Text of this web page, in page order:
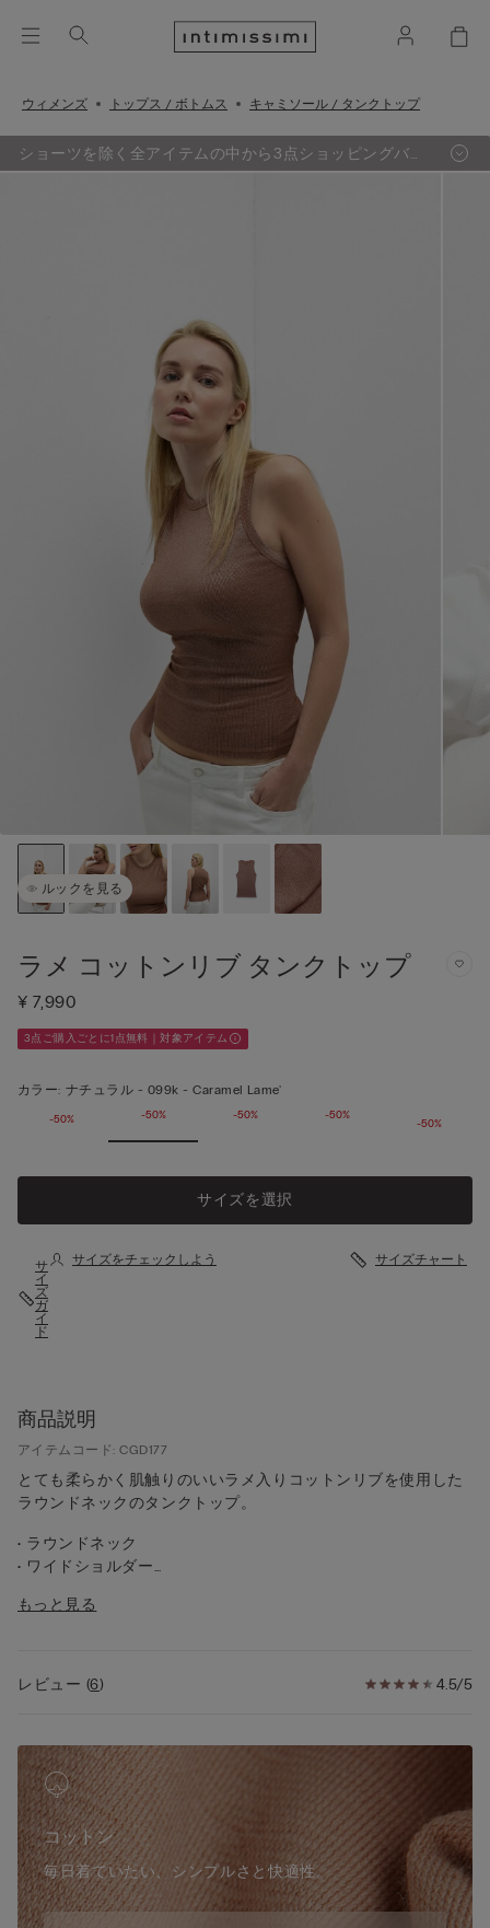
ウィメンズ トップス / ボトムス キャミソール / タンクトップ
ショーツを除く全アイテムの中から3点ショッピングバッ
グ追加するごとに、最も定価の低い1点が無料に。（セー
ルックを見る
ラメ コットンリブ タンクトップ
¥ 7,990
3点ご購入ごとに1点無料｜対象アイテム
カラー: ナチュラル - 099k - Caramel Lame'
-50% -50% -50% -50%
-50% -50%
サイズを選択
サ
イ
ズ
ガ
イ
ド
サイズをチェックしよう サイズチャート
商品説明
アイテムコード: CGD177
とても柔らかく肌触りのいいラメ入りコットンリブを使用した
ラウンドネックのタンクトップ。
• ラウンドネック
• ワイドショルダー
• モデル身長：175cm、Sサイズを着用
もっと見る
4.5/5
レビュー (6)
コットン
毎日着ていたい、シンプルさと快適性。